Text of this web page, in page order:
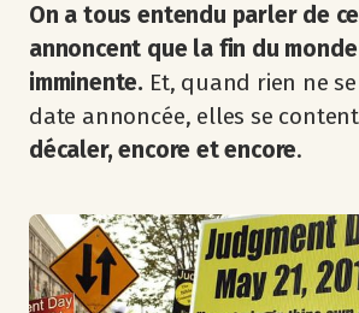
On a tous entendu parler de
annoncent que la fin du
imminente. Et, quand rien ne
date annoncée, elles se
décaler, encore et encore.